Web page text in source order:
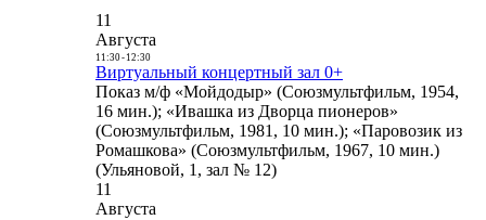
11
Августа
11:30- 12:30
Виртуальный концертный зал 0+
Показ м/ф «Мойдодыр» (Союзмультфильм, 1954,
16 мин.); «Ивашка из Дворца пионеров»
(Союзмультфильм, 1981, 10 мин.); «Паровозик из
Ромашкова» (Союзмультфильм, 1967, 10 мин.)
(Ульяновой, 1, зал № 12)
11
Августа